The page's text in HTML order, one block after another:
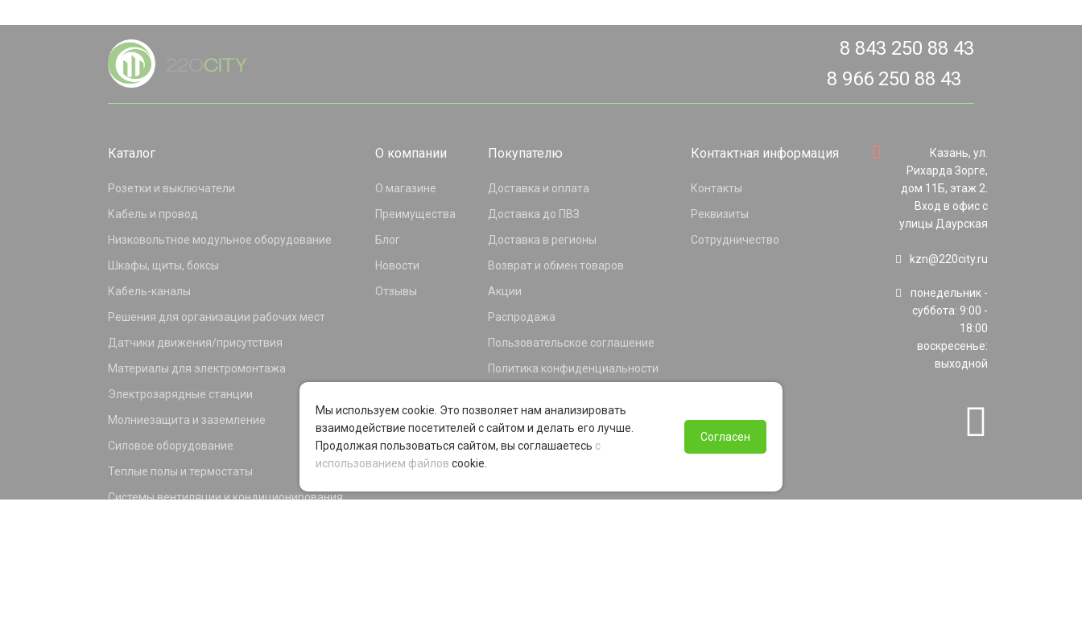
8 843 250 88 43
8 966 250 88 43
Каталог
Розетки и выключатели
Кабель и провод
Низковольтное модульное оборудование
Шкафы, щиты, боксы
Кабель-каналы
Решения для организации рабочих мест
Датчики движения/присутствия
Материалы для электромонтажа
Электрозарядные станции
Молниезащита и заземление
Силовое оборудование
Теплые полы и термостаты
Системы вентиляции и кондиционирования
О компании
О магазине
Преимущества
Блог
Новости
Отзывы
Покупателю
Доставка и оплата
Доставка до ПВЗ
Доставка в регионы
Возврат и обмен товаров
Акции
Распродажа
Пользовательское соглашение
Политика конфиденциальности
Программа лояльности
Контактная информация
Контакты
Реквизиты
Сотрудничество
Казань, ул.
Рихарда Зорге,
дом 11Б, этаж 2.
Вход в офис с
улицы Даурская
kzn@220city.ru
понедельник -
суббота: 9:00 -
18:00
воскресенье:
выходной
Мы используем cookie. Это позволяет нам анализировать
взаимодействие посетителей с сайтом и делать его лучше.
Продолжая пользоваться сайтом, вы соглашаетесь с
использованием файлов cookie.
Согласен